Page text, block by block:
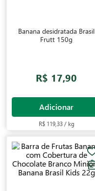
Banana desidratada Brasil
Frutt 150g
R$ 17,90
Adicionar
R$ 119,33 / kg